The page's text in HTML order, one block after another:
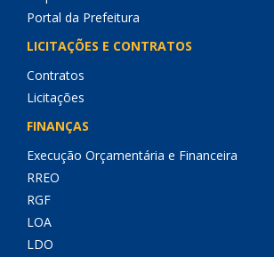
Portal da Prefeitura
LICITAÇÕES E CONTRATOS
Contratos
Licitações
FINANÇAS
Execução Orçamentária e Financeira
RREO
RGF
LOA
LDO